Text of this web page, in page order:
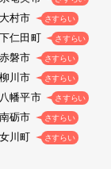
村市 さすらい
仁田町 さすらい
磐市 さすらい
川市 さすらい
幡平市 さすらい
砺市 さすらい
川町 さすらい